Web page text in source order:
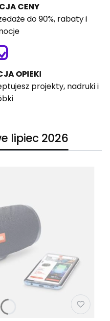
CENY
do 90%, rabaty i
OPIEKI
projekty, nadruki i
lipiec 2026